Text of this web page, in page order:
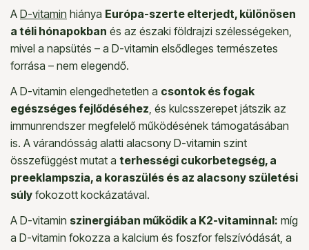
A D-vitamin hiánya Európa-szerte elterjedt, különösen
a téli hónapokban és az északi földrajzi szélességeken,
mivel a napsütés – a D-vitamin elsődleges természetes
forrása – nem elegendő.
A D-vitamin elengedhetetlen a csontok és fogak
egészséges fejlődéséhez , és kulcsszerepet játszik az
immunrendszer megfelelő működésének támogatásában
is. A várandósság alatti alacsony D-vitamin szint
összefüggést mutat a terhességi cukorbetegség, a
preeklampszia, a koraszülés és az alacsony születési
súly fokozott kockázatával.
A D-vitamin szinergiában működik a K2-vitaminnal: míg
a D-vitamin fokozza a kalcium és foszfor felszívódását, a